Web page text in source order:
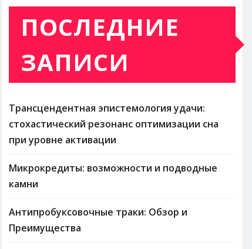
ПОСЛЕДНИЕ
ЗАПИСИ
Трансцендентная эпистемология удачи:
стохастический резонанс оптимизации сна
при уровне активации
Микрокредиты: возможности и подводные
камни
Антипробуксовочные траки: Обзор и
Преимущества